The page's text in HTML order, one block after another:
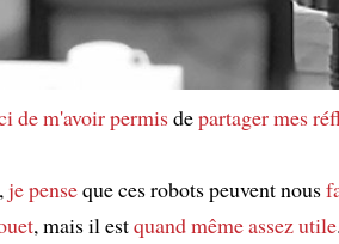
de m'avoir permisdepartager mes
, je penseque ces robots peuvent nous
, mais il estquand mêmeassez utile